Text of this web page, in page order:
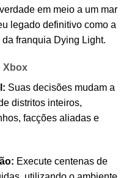
em meio a um mar
legado definitivo como a
franquia Dying Light.
Xbox
Suas decisões mudam a
distritos inteiros,
facções aliadas e
Execute centenas de